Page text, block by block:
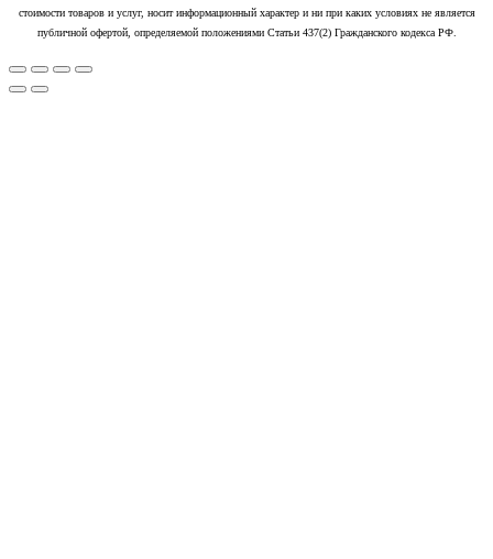
стоимости товаров и услуг, носит информационный характер и ни при каких условиях не является
публичной офертой, определяемой положениями Статьи 437(2) Гражданского кодекса РФ.